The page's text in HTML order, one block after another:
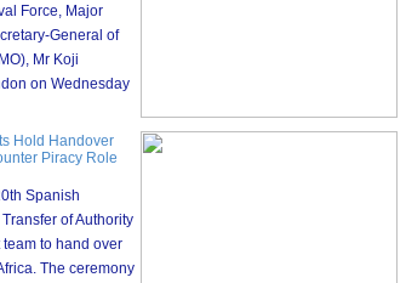
Force, Major
General of
Mr Koji
on Wednesday
Hold Handover
Piracy Role
Spanish
of Authority
to hand over
The ceremony